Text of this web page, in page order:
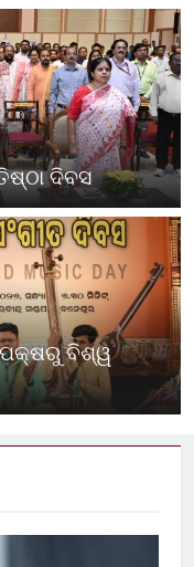
ଦିବସ
ପକ୍ଷରୁ ବିଶ୍ୱ